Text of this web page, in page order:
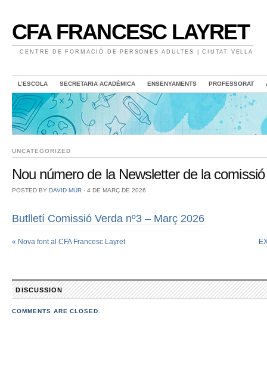
CFA FRANCESC LAYRET
CENTRE DE FORMACIÓ DE PERSONES ADULTES | CIUTAT VELLA
L’ESCOLA SECRETARIA ACADÈMICA ENSENYAMENTS PROFESSORAT
UNCATEGORIZED
Nou número de la Newsletter de la
POSTED BY DAVID MUR ⋅ 4 DE MARÇ DE 2026
Butlletí Comissió Verda nº3 – Març 2026
« Nova font al CFA Francesc Layret
DISCUSSION
COMMENTS ARE CLOSED.